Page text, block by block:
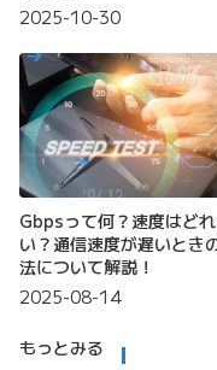
2025-10-30
Gbpsって何？速度はど
い？通信速度が遅いとき
法について解説！
2025-08-14
もっとみる